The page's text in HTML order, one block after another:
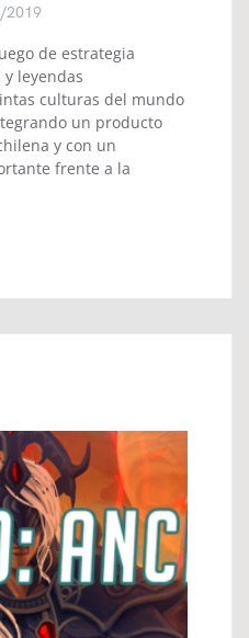
2019
de estrategia
leyendas
culturas del mundo
un producto
y con un
frente a la